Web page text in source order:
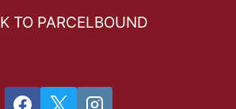
TO PARCELBOUND